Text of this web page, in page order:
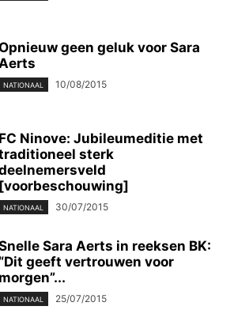
geen geluk voor Sara
NATIONAAL 10/08/2015
FC Ninove: Jubileumeditie met
sterk
[voorbeschouwing]
NATIONAAL 30/07/2015
Sara Aerts in reeksen BK:
“Dit geeft vertrouwen voor
morgen”...
NATIONAAL 25/07/2015